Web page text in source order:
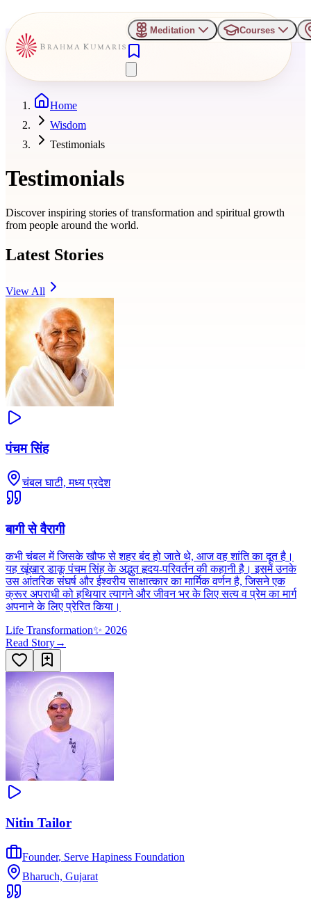
Meditation Courses
Home
Wisdom
Testimonials
Testimonials
Discover inspiring stories of transformation and spiritual growth
from people around the world.
Latest Stories
View All
पंचम सिंह
चंबल घाटी, मध्य प्रदेश
बागी से वैरागी
कभी चंबल में जिसके खौफ से शहर बंद हो जाते थे, आज वह शांति का दूत है।
यह खूंखार डाकू पंचम सिंह के अद्भुत हृदय-परिवर्तन की कहानी है। इसमें उनके
उस आंतरिक संघर्ष और ईश्वरीय साक्षात्कार का मार्मिक वर्णन है, जिसने एक
क्रूर अपराधी को हथियार त्यागने और जीवन भर के लिए सत्य व प्रेम का मार्ग
अपनाने के लिए प्रेरित किया।
Life Transformation✨ 2026
Read Story→
Nitin Tailor
Founder, Serve Hapiness Foundation
Bharuch, Gujarat